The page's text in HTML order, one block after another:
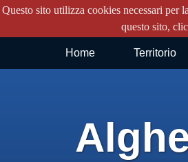
Questo sito utilizza cookies necessari per
questo sito,
Home Territorio